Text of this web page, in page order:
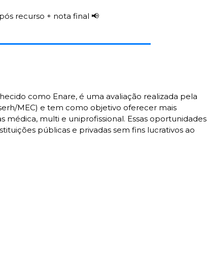
recurso + nota final 📢
como Enare, é uma avaliação realizada pela
MEC) e tem como objetivo oferecer mais
médica, multi e uniprofissional. Essas oportunidades
públicas e privadas sem fins lucrativos ao